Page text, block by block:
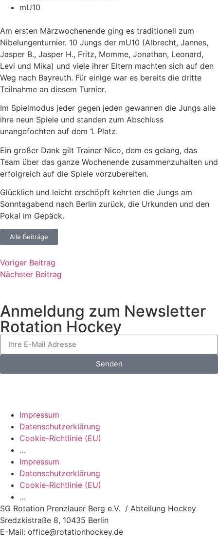
mU10
Am ersten Märzwochenende ging es traditionell zum
Nibelungenturnier. 10 Jungs der mU10 (Albrecht, Jannes,
Jasper B., Jasper H., Fritz, Momme, Jonathan, Leonard,
Levi und Mika) und viele ihrer Eltern machten sich auf den
Weg nach Bayreuth. Für einige war es bereits die dritte
Teilnahme an diesem Turnier.
Im Spielmodus jeder gegen jeden gewannen die Jungs alle
ihre neun Spiele und standen zum Abschluss
unangefochten auf dem 1. Platz.
Ein großer Dank gilt Trainer Nico, dem es gelang, das
Team über das ganze Wochenende zusammenzuhalten und
erfolgreich auf die Spiele vorzubereiten.
Glücklich und leicht erschöpft kehrten die Jungs am
Sonntagabend nach Berlin zurück, die Urkunden und den
Pokal im Gepäck.
Alle Beiträge
Voriger Beitrag
Nächster Beitrag
Anmeldung zum Newsletter
Rotation Hockey
Senden
Impressum
Datenschutzerklärung
Cookie-Richtlinie (EU)
…
Impressum
Datenschutzerklärung
Cookie-Richtlinie (EU)
…
SG Rotation Prenzlauer Berg e.V. / Abteilung Hockey
Sredzkistraße 8, 10435 Berlin
E-Mail: office@rotationhockey.de